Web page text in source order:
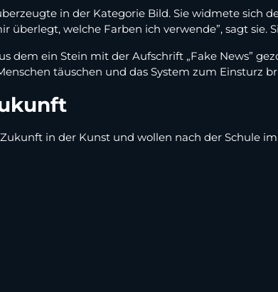
in der Kategorie Bild. Sie widmete sich
überlegt, welche Farben ich verwende”, sagt
dem ein Stein mit der Aufschrift „Fake News”
täuschen und das System zum Einsturz
in der Kunst und wollen nach der Schule